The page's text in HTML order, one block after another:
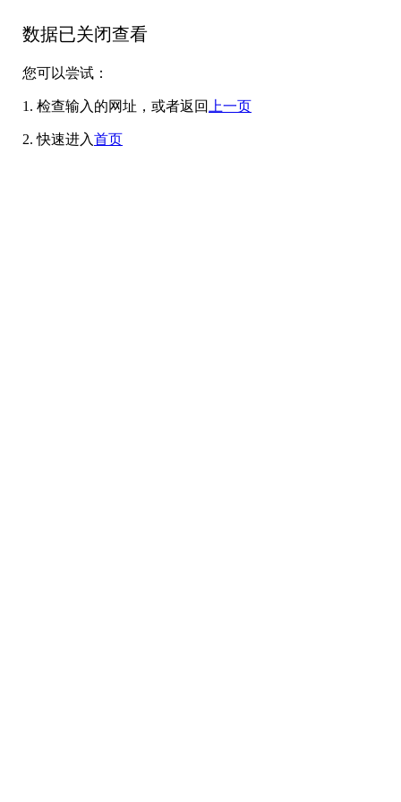
数据已关闭查看
您可以尝试：
1. 检查输入的网址，或者返回 上一页
2. 快速进入首页